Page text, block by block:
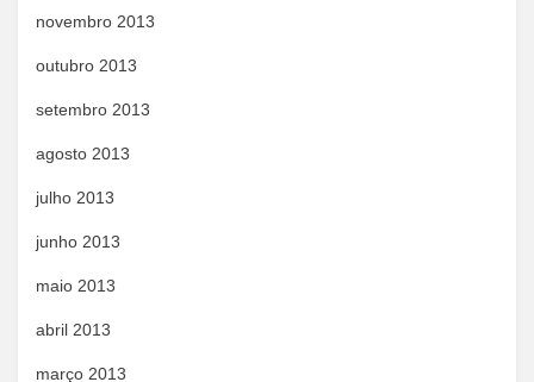
novembro 2013
outubro 2013
setembro 2013
agosto 2013
julho 2013
junho 2013
maio 2013
abril 2013
março 2013